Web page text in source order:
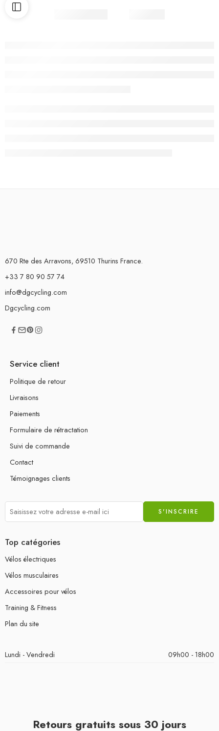
670 Rte des Arravons, 69510 Thurins France.
+33 7 80 90 57 74
info@dgcycling.com
Dgcycling.com
Service client
Politique de retour
Livraisons
Paiements
Formulaire de rétractation
Suivi de commande
Contact
Témoignages clients
Top catégories
Vélos électriques
Vélos musculaires
Accessoires pour vélos
Training & Fitness
Plan du site
Lundi - Vendredi 09h00 - 18h00
Retours gratuits sous 30 jours